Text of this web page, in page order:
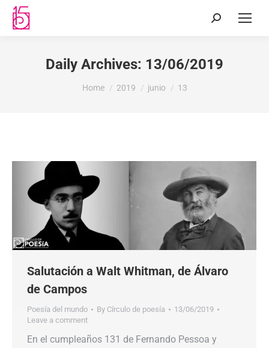
Daily Archives: 13/06/2019
You are here:
Home 2019 junio 13
Salutación a Walt Whitman, de Álvaro
de Campos
Poesía del mundo By Círculo de poesía
13/06/2019
Leave a comment
En el cumpleaños 131 de Fernando Pessoa y